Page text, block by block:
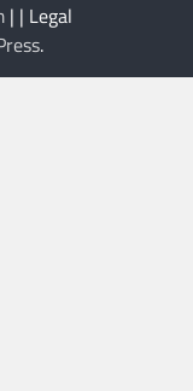
| | Legal
.